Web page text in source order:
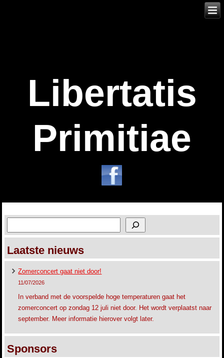
Libertatis
Primitiae
Laatste nieuws
Zomerconcert gaat niet door!
11/07/2026
In verband met de voorspelde hoge temperaturen gaat het
zomerconcert op zondag 12 juli niet door. Het wordt verplaatst naar
september. Meer informatie hierover volgt later.
Sponsors